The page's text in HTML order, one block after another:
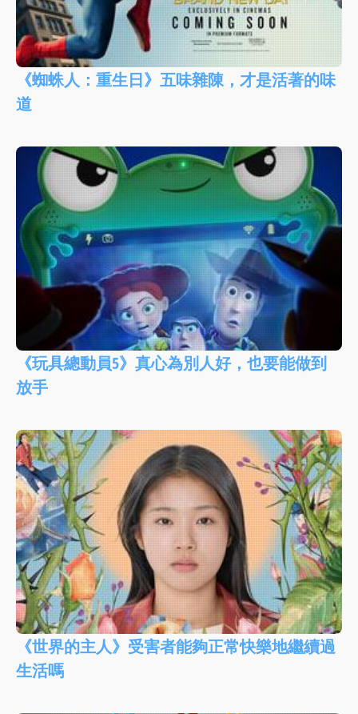
《蜘蛛人：重生日》五味雜陳，才是活著的味
道
《玩具總動員5》真心為別人好，也要能做到
放手
《世界的主人》受害者能夠正常快樂地繼續過
生活嗎